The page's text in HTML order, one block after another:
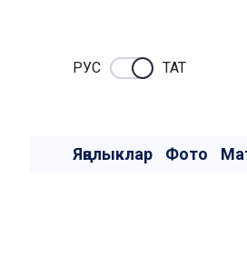
РУC ТАТ
Яңалыклар Фото